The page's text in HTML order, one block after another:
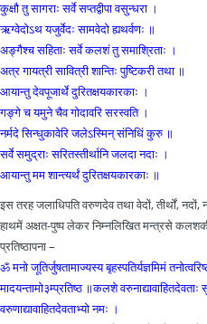
कुक्षौ तु सागराः सर्वे सप्तद्वीपा वसुन्धरा ।
ऋग्वेदोऽथ यजुर्वेदः सामवेदो ह्यथर्वणः ॥
अङ्गैश्च सहिताः सर्वे कलशं तु समाश्रिताः ।
अत्र गायत्री सावित्री शान्तिः पुष्टिकरी तथा ॥
आयान्तु देवपूजार्थे दुरितक्षयकारकाः ।
गङ्गे च यमुने चैव गोदावरि सरस्वति ।
नर्मदे सिन्धुकावेरि जलेऽस्मिन् संनिधिं कुरु ॥
सर्वे समुद्राः सरितस्तीर्थानि जलदा नदाः ।
आयान्तु मम शान्त्यर्थं दुरितक्षयकारकाः ॥
इस तरह जलाधिपति वरुणदेव तथा वेदों, तीर्थों,
हाथमें अक्षत-पुष्प लेकर निम्नलिखित मन्त्रसे
प्रतिष्ठापना –
ॐ मनो जूतिर्जुषतामाज्यस्य बृहस्पतिर्यज्ञमिमं
मादयन्तामो३म्प्रतिष्ठ ॥कलशे
वरुणाद्यावाहितदेवताभ्यो नमः ।